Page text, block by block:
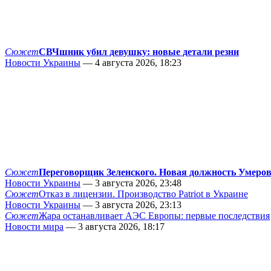
СюжетСВЧшник убил девушку: новые детали резни
Новости Украины — 4 августа 2026, 18:23
СюжетПереговорщик Зеленского. Новая должность
Новости Украины — 3 августа 2026, 23:48
СюжетОтказ в лицензии. Производство Patriot в Украине
Новости Украины — 3 августа 2026, 23:13
СюжетЖара останавливает АЭС Европы: первые последствия
Новости мира — 3 августа 2026, 18:17